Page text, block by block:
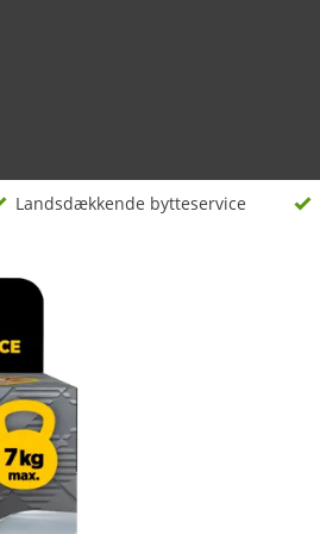
Landsdækkende bytteservice